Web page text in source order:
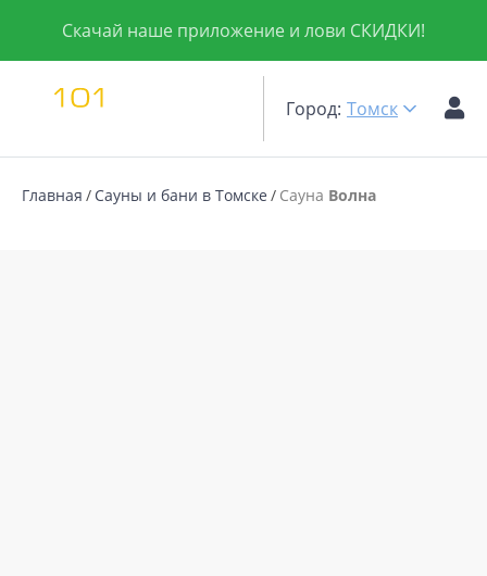
Скачай наше приложение и лови СКИДКИ!
Город: Томск
Главная Сауны и бани в Томске Сауна Волна